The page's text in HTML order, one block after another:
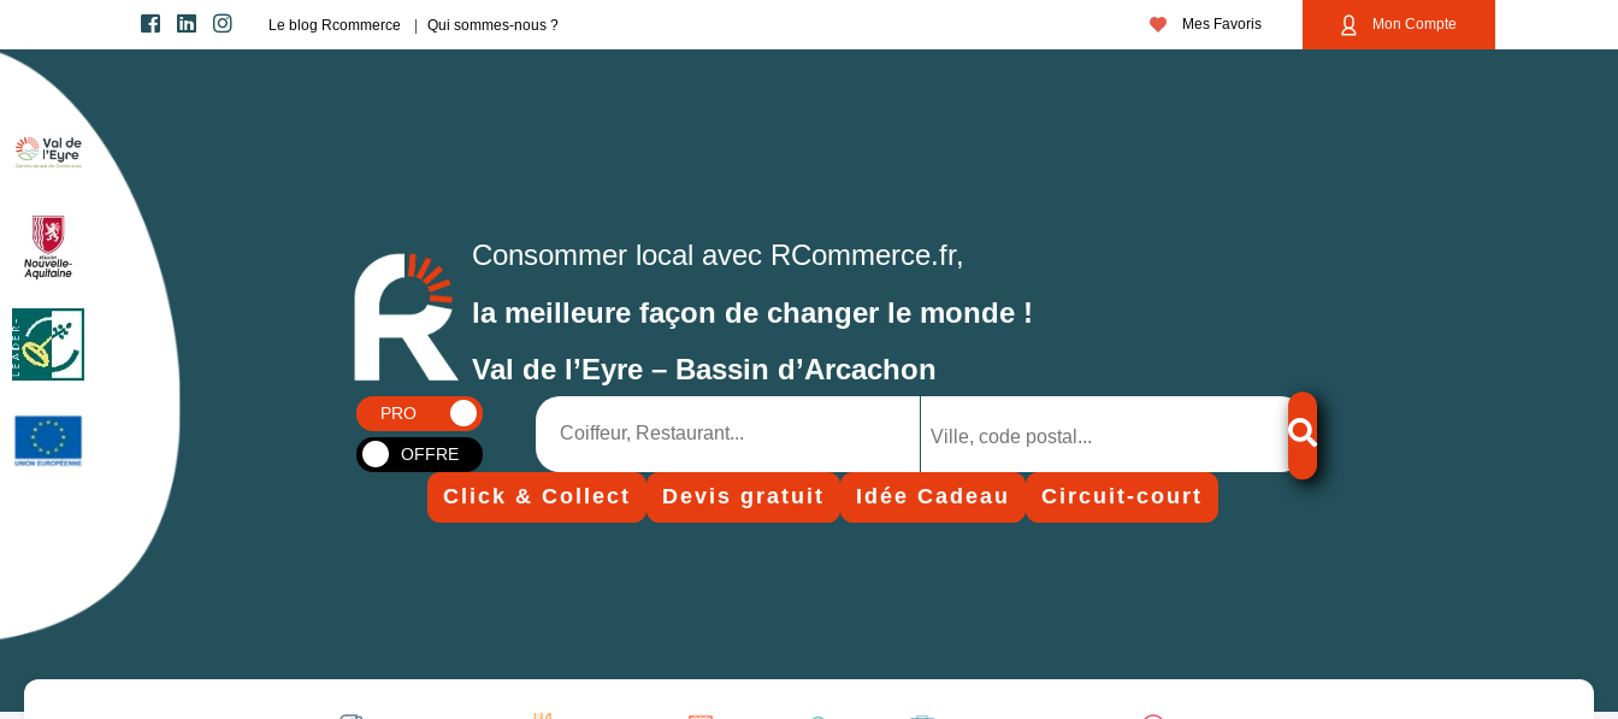
Le blog Rcommerce Qui sommes-nous ? Mes Favoris Mon Compte
Consommer local avec RCommerce.fr,
la meilleure façon de changer le monde !
Val de l’Eyre – Bassin d’Arcachon
PRO
OFFRE
Click & Collect Devis gratuit Idée Cadeau Circuit-court